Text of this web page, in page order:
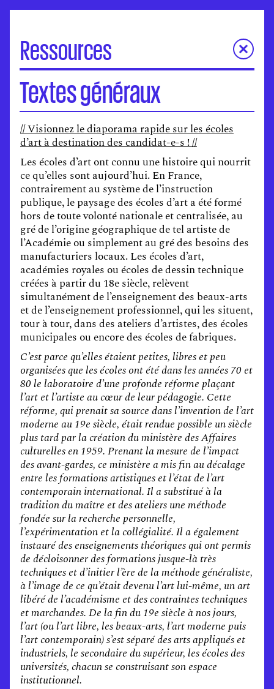
Ressources
Publications
Textes généraux
Enquêtes et rapports
Discriminations et violence
Handicap et santé
Accueil des artistes en exil
Liens utiles
Textes généraux
// Visionnez le diaporama rapide sur les écoles
d’art à destination des candidat-e-s ! //
Les écoles d’art ont connu une histoire qui nourrit
ce qu’elles sont aujourd’hui. En France,
contrairement au système de l’instruction
publique, le paysage des écoles d’art a été formé
hors de toute volonté nationale et centralisée, au
gré de l’origine géographique de tel artiste de
l’Académie ou simplement au gré des besoins des
manufacturiers locaux. Les écoles d’art,
académies royales ou écoles de dessin technique
créées à partir du 18e siècle, relèvent
simultanément de l’enseignement des beaux-arts
et de l’enseignement professionnel, qui les situent,
tour à tour, dans des ateliers d’artistes, des écoles
municipales ou encore des écoles de fabriques.
C’est parce qu’elles étaient petites, libres et peu
organisées que les écoles ont été dans les années 70 et
80 le laboratoire d’une profonde réforme plaçant
l’art et l’artiste au cœur de leur pédagogie. Cette
réforme, qui prenait sa source dans l’invention de l’art
moderne au 19e siècle, était rendue possible un siècle
plus tard par la création du ministère des Affaires
culturelles en 1959. Prenant la mesure de l’impact
des avant-gardes, ce ministère a mis fin au décalage
entre les formations artistiques et l’état de l’art
contemporain international. Il a substitué à la
tradition du maître et des ateliers une méthode
fondée sur la recherche personnelle,
l’expérimentation et la collégialité. Il a également
instauré des enseignements théoriques qui ont permis
de décloisonner des formations jusque-là très
techniques et d’initier l’ère de la méthode généraliste,
à l’image de ce qu’était devenu l’art lui-même, un art
libéré de l’académisme et des contraintes techniques
et marchandes. De la fin du 19e siècle à nos jours,
l’art (ou l’art libre, les beaux-arts, l’art moderne puis
l’art contemporain) s’est séparé des arts appliqués et
industriels, le secondaire du supérieur, les écoles des
universités, chacun se construisant son espace
institutionnel.